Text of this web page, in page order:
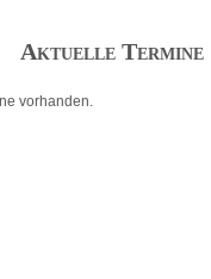
Aktuelle Termine
vorhanden.